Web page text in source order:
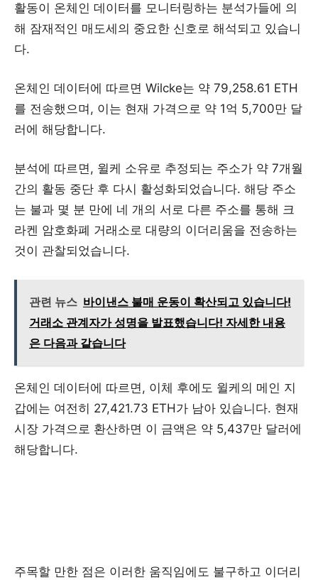
활동이 온체인 데이터를 모니터링하는 분석가들에 의
해 잠재적인 매도세의 중요한 신호로 해석되고 있습니
다.
온체인 데이터에 따르면 Wilcke는 약 79,258.61 ETH
를 전송했으며, 이는 현재 가격으로 약 1억 5,700만 달
러에 해당합니다.
분석에 따르면, 윌케 소유로 추정되는 주소가 약 7개월
간의 활동 중단 후 다시 활성화되었습니다. 해당 주소
는 불과 몇 분 만에 네 개의 서로 다른 주소를 통해 크
라켄 암호화폐 거래소로 대량의 이더리움을 전송하는
것이 관찰되었습니다.
관련 뉴스 바이낸스 불매 운동이 확산되고 있습니다!
거래소 관계자가 성명을 발표했습니다! 자세한 내용
은 다음과 같습니다
온체인 데이터에 따르면, 이체 후에도 윌케의 메인 지
갑에는 여전히 27,421.73 ETH가 남아 있습니다. 현재
시장 가격으로 환산하면 이 금액은 약 5,437만 달러에
해당합니다.
주목할 만한 점은 이러한 움직임에도 불구하고 이더리